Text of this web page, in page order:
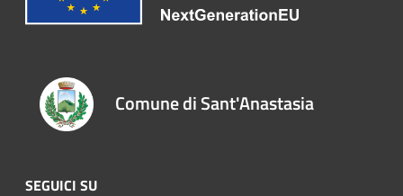
Comune di Sant'Anastasia
SEGUICI SU